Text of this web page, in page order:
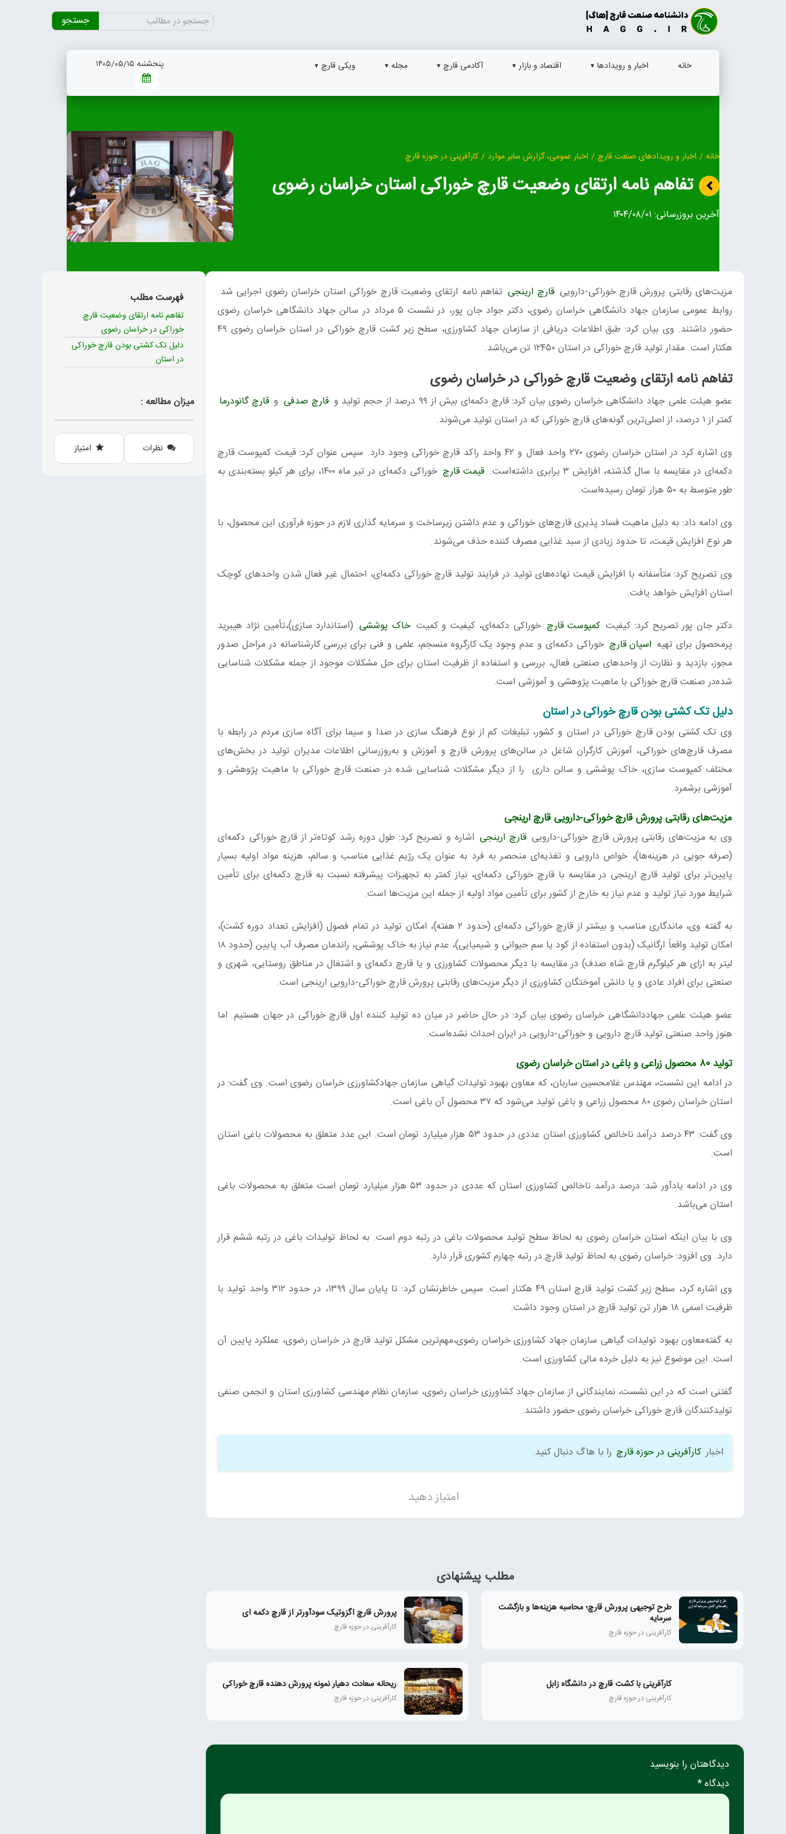
جستجو
برای:
خانه اخبار و رویدادها اقتصاد و بازار آکادمی قارچ مجله ویکی قارچ پنجشنبه ۱۴۰۵/۰۵/۱۵
خانه / اخبار و رویدادهای صنعت قارچ / اخبار عمومی، گزارش سایر موارد / کارآفرینی در حوزه قارچ
تفاهم نامه ارتقای وضعیت قارچ خوراکی استان خراسان رضوی
آخرین بروزرسانی: ۱۴۰۴/۰۸/۰۱
مزیت‌های رقابتی پرورش قارچ خوراکی-دارویی قارچ ارینجی تفاهم نامه ارتقای وضعیت قارچ خوراکی استان خراسان رضوی اجرایی شد.
روابط عمومی سازمان جهاد دانشگاهی خراسان رضوی، دکتر جواد جان پور، در نشست ۵ مرداد در سالن جهاد دانشگاهی خراسان رضوی
حضور داشتند. وی بیان کرد: طبق اطلاعات دریافی از سازمان جهاد کشاورزی، سطح زیر کشت قارچ خوراکی در استان خراسان رضوی ۴۹
هکتار است. مقدار تولید قارچ خوراکی در استان ۱۲۴۵۰ تن می‌باشد.
تفاهم نامه ارتقای وضعیت قارچ خوراکی در خراسان رضوی
عضو هیئت علمی جهاد دانشگاهی خراسان رضوی بیان کرد: قارچ دکمه‌ای بیش از ۹۹ درصد از حجم تولید و قارچ صدفی و قارچ گانودرما
کمتر از ۱ درصد، از اصلی‌ترین گونه‌های قارچ خوراکی که در استان تولید می‌شوند.
وی اشاره کرد در استان خراسان رضوی ۲۷۰ واحد فعال و ۴۲ واحد راکد قارچ خوراکی وجود دارد. سپس عنوان کرد: قیمت کمپوست قارچ
دکمه‌ای در مقایسه با سال گذشته، افزایش ۳ برابری داشته‌است.
قیمت قارچ
خوراکی دکمه‌ای در تیر ماه ۱۴۰۰، برای هر کیلو بسته‌بندی به
طور متوسط به ۵۰ هزار تومان رسیده‌است.
وی ادامه داد: به دلیل ماهیت فساد پذیری قارچ‌های خوراکی و عدم داشتن زیرساخت و سرمایه گذاری لازم در حوزه فرآوری این محصول، با
هر نوع افزایش قیمت، تا حدود زیادی از سبد غذایی مصرف کننده حذف می‌شوند.
وی تصریح کرد: متأسفانه با افزایش قیمت نهاده‌های تولید در فرایند تولید قارچ خوراکی دکمه‌ای، احتمال غیر فعال شدن واحدهای کوچک
استان افزایش خواهد یافت.
دکتر جان پور تصریح کرد: کیفیت کمپوست قارچ خوراکی دکمه‌ای، کیفیت و کمیت خاک پوششی (استاندارد سازی)،تأمین نژاد هیبرید
پرمحصول برای تهیه اسپان قارچ خوراکی دکمه‌ای و عدم وجود یک کارگروه منسجم، علمی و فنی برای بررسی کارشناسانه در مراحل صدور
مجوز، بازدید و نظارت از واحدهای صنعتی فعال، بررسی و استفاده از ظرفیت استان برای حل مشکلات موجود از جمله مشکلات شناسایی
شده‌در صنعت قارچ خوراکی با ماهیت پژوهشی و آموزشی است.
دلیل تک کشتی بودن قارچ خوراکی در استان
وی تک کشتی بودن قارچ خوراکی در استان و کشور، تبلیغات کم از نوع فرهنگ سازی در صدا و سیما برای آگاه سازی مردم در رابطه با
مصرف قارچ‌های خوراکی، آموزش کارگران شاغل در سالن‌های پرورش قارچ و آموزش و به‌روزرسانی اطلاعات مدیران تولید در بخش‌های
مختلف کمپوست سازی، خاک پوششی و سالن داری را از دیگر مشکلات شناسایی شده در صنعت قارچ خوراکی با ماهیت پژوهشی و
آموزشی برشمرد.
مزیت‌های رقابتی پرورش قارچ خوراکی-دارویی قارچ ارینجی
وی به مزیت‌های رقابتی پرورش قارچ خوراکی-دارویی قارچ ارینجی اشاره و تصریح کرد: طول دوره رشد کوتاه‌تر از قارچ خوراکی دکمه‌ای
(صرفه جویی در هزینه‌ها)، خواص دارویی و تغذیه‌ای منحصر به فرد به عنوان یک رژیم غذایی مناسب و سالم، هزینه مواد اولیه بسیار
پایین‌تر برای تولید قارچ ارینجی در مقایسه با قارچ خوراکی دکمه‌ای، نیاز کمتر به تجهیزات پیشرفته نسبت به قارچ دکمه‌ای برای تأمین
شرایط مورد نیاز تولید و عدم نیاز به خارج از کشور برای تأمین مواد اولیه از جمله این مزیت‌ها است.
به گفته وی، ماندگاری مناسب و بیشتر از قارچ خوراکی دکمه‌ای (حدود ۲ هفته)، امکان تولید در تمام فصول (افزایش تعداد دوره کشت)،
امکان تولید واقعاً ارگانیک (بدون استفاده از کود یا سم حیوانی و شیمیایی)، عدم نیاز به خاک پوششی، راندمان مصرف آب پایین (حدود ۱۸
لیتر به ازای هر کیلوگرم قارچ شاه صدف) در مقایسه با دیگر محصولات کشاورزی و یا قارچ دکمه‌ای و اشتغال در مناطق روستایی، شهری و
صنعتی برای افراد عادی و یا دانش آموختگان کشاورزی از دیگر مزیت‌های رقابتی پرورش قارچ خوراکی-دارویی ارینجی است.
عضو هیئت علمی جهاددانشگاهی خراسان رضوی بیان کرد: در حال حاضر در میان ده تولید کننده اول قارچ خوراکی در جهان هستیم. اما
هنوز واحد صنعتی تولید قارچ دارویی و خوراکی-دارویی در ایران احداث نشده‌است.
تولید ۸۰ محصول زراعی و باغی در استان خراسان رضوی
در ادامه این نشست، مهندس غلامحسین ساربان، که معاون بهبود تولیدات گیاهی سازمان جهادکشاورزی خراسان رضوی است. وی گفت: در
استان خراسان رضوی ۸۰ محصول زراعی و باغی تولید می‌شود که ۳۷ محصول آن باغی است.
وی گفت: ۴۳ درصد درآمد ناخالص کشاورزی استان عددی در حدود ۵۳ هزار میلیارد تومان است. این عدد متعلق به محصولات باغی استان
است.
وی در ادامه یادآور شد: درصد درآمد ناخالص کشاورزی استان که عددی در حدود ۵۳ هزار میلیارد تومان است متعلق به محصولات باغی
استان می‌باشد.
وی با بیان اینکه استان خراسان رضوی به لحاظ سطح تولید محصولات باغی در رتبه دوم است. به لحاظ تولیدات باغی در رتبه ششم قرار
دارد. وی افزود: خراسان رضوی به لحاظ تولید قارچ در رتبه چهارم کشوری قرار دارد.
وی اشاره کرد، سطح زیر کشت تولید قارچ استان ۴۹ هکتار است. سپس خاطرنشان کرد: تا پایان سال ۱۳۹۹، در حدود ۳۱۲ واحد تولید با
ظرفیت اسمی ۱۸ هزار تن تولید قارچ در استان وجود داشت.
به گفته‌معاون بهبود تولیدات گیاهی سازمان جهاد کشاورزی خراسان رضوی،مهم‌ترین مشکل تولید قارچ در خراسان رضوی، عملکرد پایین آن
است. این موضوع نیز به دلیل خرده مالی کشاورزی است.
گفتنی است که در این نشست، نمایندگانی از سازمان جهاد کشاورزی خراسان رضوی، سازمان نظام مهندسی کشاورزی استان و انجمن صنفی
تولیدکنندگان قارچ خوراکی خراسان رضوی حضور داشتند.
اخبار کارآفرینی در حوزه قارچ را با هاگ دنبال کنید.
امتیاز دهید
مطلب پیشنهادی
طرح توجیهی پرورش قارچ؛ محاسبه هزینه‌ها و بازگشت
سرمایه
کارآفرینی در حوزه قارچ
پرورش قارچ اگزوتیک سودآورتر از قارچ دکمه ای
کارآفرینی در حوزه قارچ
کارآفرینی با کشت قارچ در دانشگاه زابل
کارآفرینی در حوزه قارچ
ریحانه سعادت دهیار نمونه پرورش دهنده قارچ خوراکی
کارآفرینی در حوزه قارچ
دیدگاهتان را بنویسید
دیدگاه *
فهرست مطلب
تفاهم نامه ارتقای وضعیت قارچ
خوراکی در خراسان رضوی
دلیل تک کشتی بودن قارچ خوراکی
در استان
میزان مطالعه :
نظرات امتیاز